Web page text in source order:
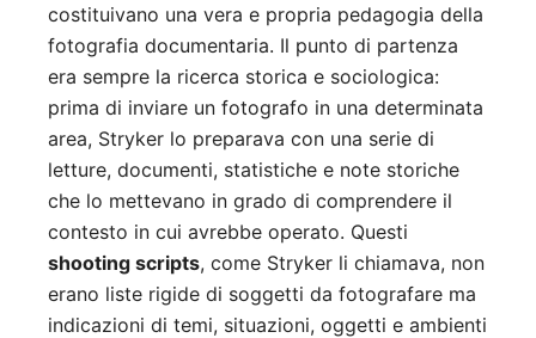
costituivano una vera e propria pedagogia della
fotografia documentaria. Il punto di partenza
era sempre la ricerca storica e sociologica:
prima di inviare un fotografo in una determinata
area, Stryker lo preparava con una serie di
letture, documenti, statistiche e note storiche
che lo mettevano in grado di comprendere il
contesto in cui avrebbe operato. Questi
shooting scripts, come Stryker li chiamava, non
erano liste rigide di soggetti da fotografare ma
indicazioni di temi, situazioni, oggetti e ambienti